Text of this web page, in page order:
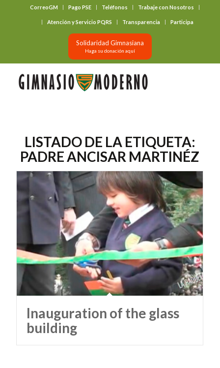
CorreoGM Pago PSE Teléfonos Trabaje con Nosotros
Atención y Servicio PQRS Transparencia Participa
Solidaridad Gimnasiana
Haga su donación aquí
LISTADO DE LA ETIQUETA:
PADRE ANCISAR MARTINÉZ
Inauguration of the glass
building